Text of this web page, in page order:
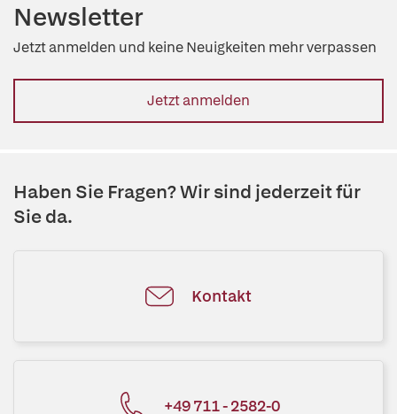
Newsletter
Jetzt anmelden und keine Neuigkeiten mehr verpassen
Jetzt anmelden
Haben Sie Fragen? Wir sind jederzeit für
Sie da.
Kontakt
+49 711 - 2582-0